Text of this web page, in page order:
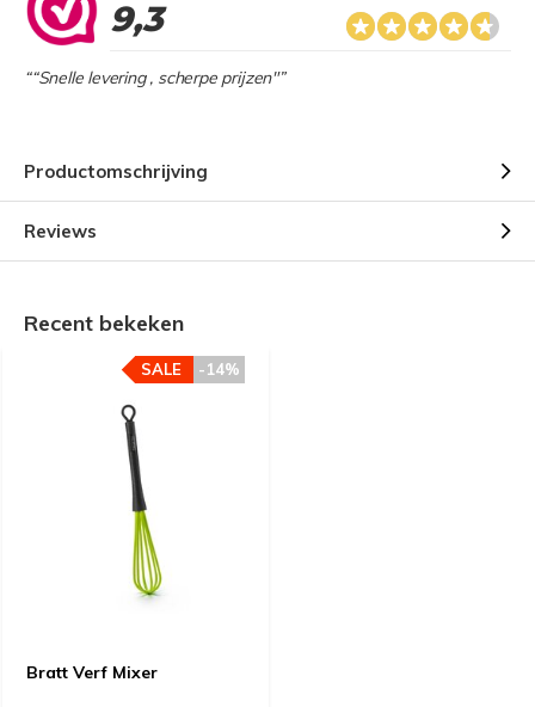
9,3
““Snelle levering , scherpe prijzen"”
Productomschrijving
Reviews
Recent bekeken
Bratt Verf Mixer
-14%
SALE